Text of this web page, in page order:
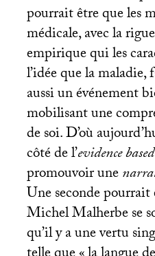
pourrait être que les
médicale, avec la
empirique qui les
l’idée que la
aussi un événement
mobilisant une
de soi. D’où
côté de l’evidence
promouvoir une
Une seconde
Michel Malherbe se
qu’il y a une vertu